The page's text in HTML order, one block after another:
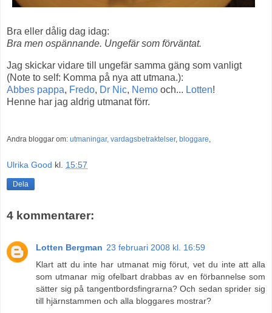
Bra eller dålig dag idag:
Bra men ospännande. Ungefär som förväntat.
Jag skickar vidare till ungefär samma gäng som vanligt
(Note to self: Komma på nya att utmana.):
Abbes pappa, Fredo, Dr Nic, Nemo och... Lotten!
Henne har jag aldrig utmanat förr.
Andra bloggar om: utmaningar, vardagsbetraktelser, bloggare,
Ulrika Good kl. 15:57
Dela
4 kommentarer:
Lotten Bergman 23 februari 2008 kl. 16:59
Klart att du inte har utmanat mig förut, vet du inte att alla
som utmanar mig ofelbart drabbas av en förbannelse som
sätter sig på tangentbordsfingrarna? Och sedan sprider sig
till hjärnstammen och alla bloggares mostrar?